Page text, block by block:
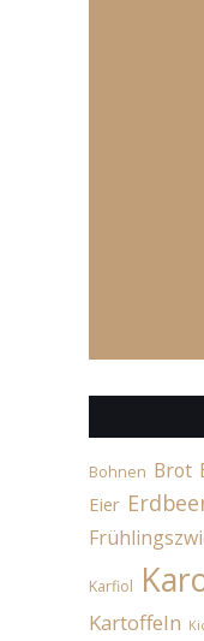
Bohnen Brot
Eier
Karfiol
Kartoffeln